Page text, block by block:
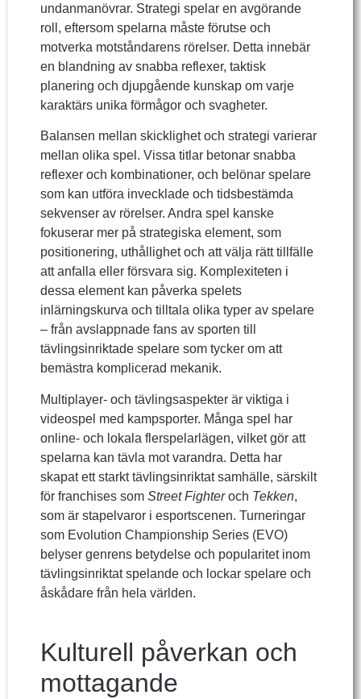
undanmanövrar. Strategi spelar en avgörande
roll, eftersom spelarna måste förutse och
motverka motståndarens rörelser. Detta innebär
en blandning av snabba reflexer, taktisk
planering och djupgående kunskap om varje
karaktärs unika förmågor och svagheter.
Balansen mellan skicklighet och strategi varierar
mellan olika spel. Vissa titlar betonar snabba
reflexer och kombinationer, och belönar spelare
som kan utföra invecklade och tidsbestämda
sekvenser av rörelser. Andra spel kanske
fokuserar mer på strategiska element, som
positionering, uthållighet och att välja rätt tillfälle
att anfalla eller försvara sig. Komplexiteten i
dessa element kan påverka spelets
inlärningskurva och tilltala olika typer av spelare
– från avslappnade fans av sporten till
tävlingsinriktade spelare som tycker om att
bemästra komplicerad mekanik.
Multiplayer- och tävlingsaspekter är viktiga i
videospel med kampsporter. Många spel har
online- och lokala flerspelarlägen, vilket gör att
spelarna kan tävla mot varandra. Detta har
skapat ett starkt tävlingsinriktat samhälle, särskilt
för franchises som Street Fighteroch Tekken,
som är stapelvaror i esportscenen. Turneringar
som Evolution Championship Series (EVO)
belyser genrens betydelse och popularitet inom
tävlingsinriktat spelande och lockar spelare och
åskådare från hela världen.
Kulturell påverkan och
mottagande